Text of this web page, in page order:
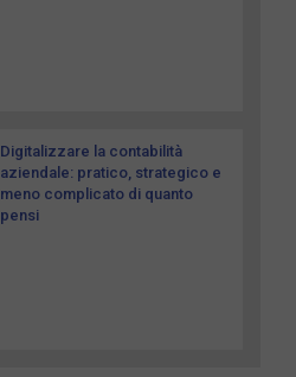
Digitalizzare la contabilità
aziendale: pratico, strategico e
meno complicato di quanto
pensi